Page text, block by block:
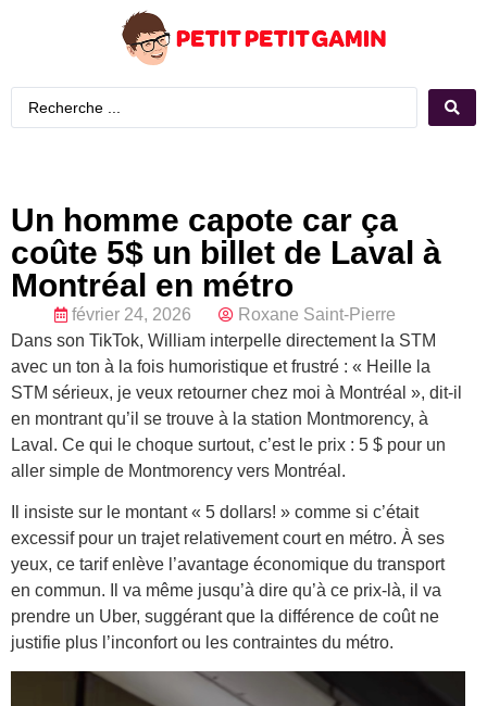
Un homme capote car ça
coûte 5$ un billet de Laval à
Montréal en métro
février 24, 2026
Roxane Saint-Pierre
Dans son TikTok, William interpelle directement la STM
avec un ton à la fois humoristique et frustré : « Heille la
STM sérieux, je veux retourner chez moi à Montréal », dit-il
en montrant qu’il se trouve à la station Montmorency, à
Laval. Ce qui le choque surtout, c’est le prix : 5 $ pour un
aller simple de Montmorency vers Montréal.
Il insiste sur le montant « 5 dollars! » comme si c’était
excessif pour un trajet relativement court en métro. À ses
yeux, ce tarif enlève l’avantage économique du transport
en commun. Il va même jusqu’à dire qu’à ce prix-là, il va
prendre un Uber, suggérant que la différence de coût ne
justifie plus l’inconfort ou les contraintes du métro.